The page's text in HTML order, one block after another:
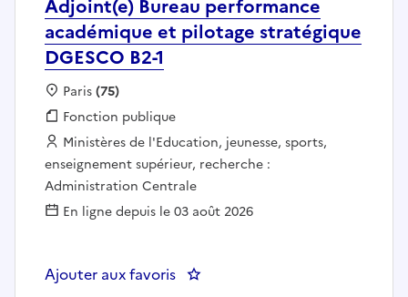
Adjoint(e) Bureau performance
académique et pilotage stratégique
DGESCO B2-1
Localisation :
Paris(75)
Fonction publique :
Fonction publique
Employeur :
Ministères de l'Education, jeunesse, sports,
enseignement supérieur, recherche :
Administration Centrale
En ligne depuis le 03 août 2026
Ajouter aux favoris : Adjoint(e) Bureau